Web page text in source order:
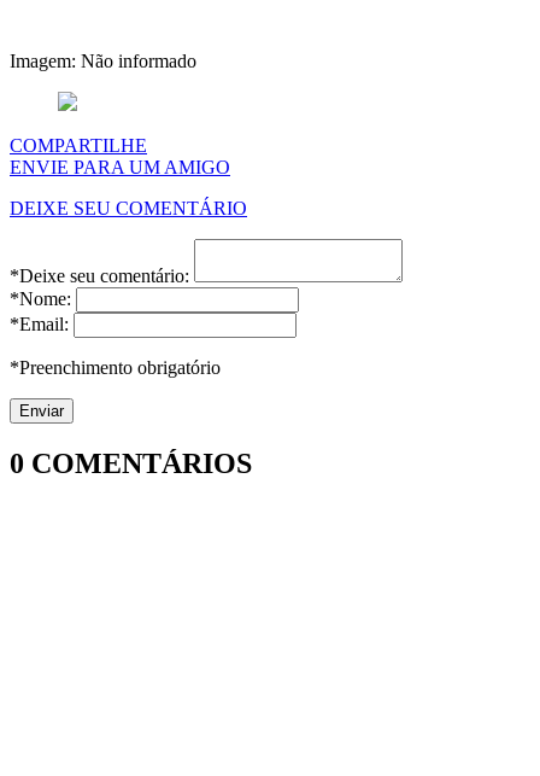
Imagem: Não informado
COMPARTILHE
ENVIE PARA UM AMIGO
DEIXE SEU COMENTÁRIO
*Deixe seu comentário:
*Nome:
*Email:
*Preenchimento obrigatório
0 COMENTÁRIOS